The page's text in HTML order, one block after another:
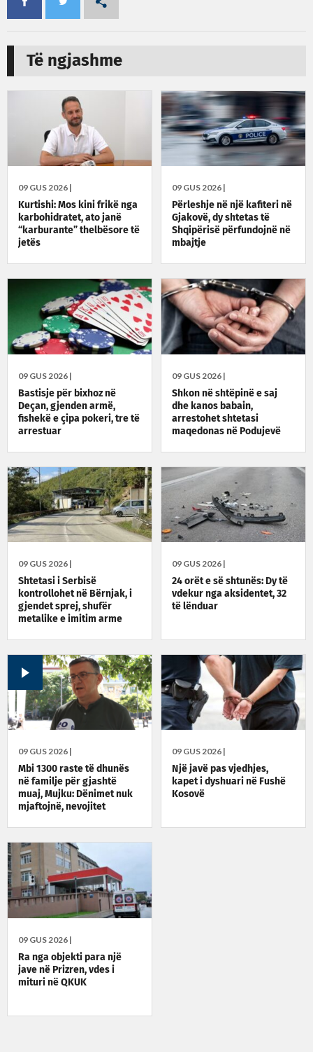
Të ngjashme
09 GUS 2026 |
Kurtishi: Mos kini frikë nga
karbohidratet, ato janë
“karburante” thelbësore të
jetës
09 GUS 2026 |
Përleshje në një kafiteri në
Gjakovë, dy shtetas të
Shqipërisë përfundojnë në
mbajtje
09 GUS 2026 |
Bastisje për bixhoz në
Deçan, gjenden armë,
fishekë e çipa pokeri, tre të
arrestuar
09 GUS 2026 |
Shkon në shtëpinë e saj
dhe kanos babain,
arrestohet shtetasi
maqedonas në Podujevë
09 GUS 2026 |
Shtetasi i Serbisë
kontrollohet në Bërnjak, i
gjendet sprej, shufër
metalike e imitim arme
09 GUS 2026 |
24 orët e së shtunës: Dy të
vdekur nga aksidentet, 32
të lënduar
09 GUS 2026 |
Mbi 1300 raste të dhunës
në familje për gjashtë
muaj, Mujku: Dënimet nuk
mjaftojnë, nevojitet
09 GUS 2026 |
Një javë pas vjedhjes,
kapet i dyshuari në Fushë
Kosovë
09 GUS 2026 |
Ra nga objekti para një
jave në Prizren, vdes i
mituri në QKUK